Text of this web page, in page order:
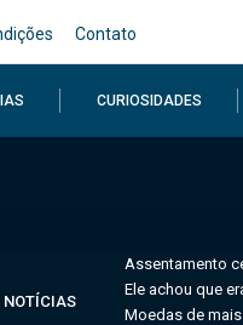
Contato
CURIOSIDADES
NOTÍCIAS
Assentamento
Ele achou que
Moedas de